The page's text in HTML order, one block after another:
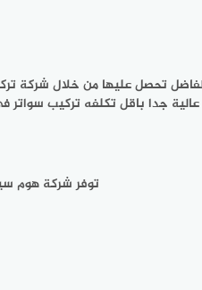
تحصل عليها من خلال شركة
جدا باقل تكلفه تركيب سواتر
توفر شركة هوم